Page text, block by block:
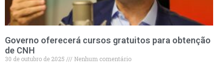
Governo oferecerá cursos gratuitos para obtenção
de CNH
30 de outubro de 2025
Nenhum comentário